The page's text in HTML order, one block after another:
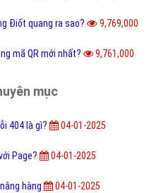
Điốt quang ra sao? 9,769,000
mã QR mới nhất? 9,761,000
mục
404 là gì? 04-01-2025
Page? 04-01-2025
hàng 04-01-2025